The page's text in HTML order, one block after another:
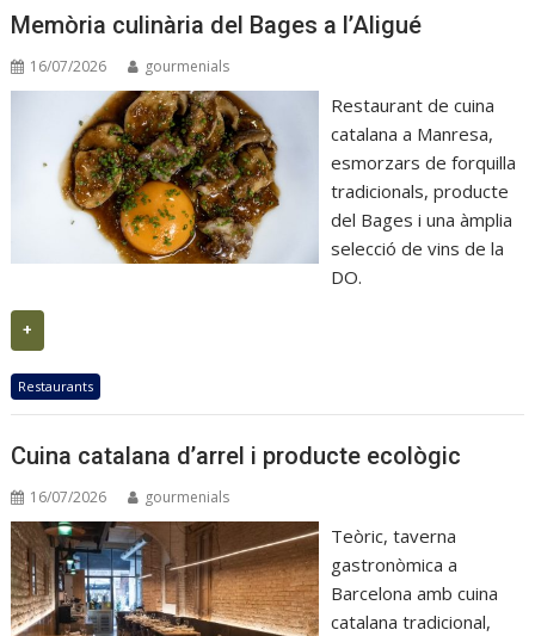
Memòria culinària del Bages a l’Aligué
16/07/2026 gourmenials
Restaurant de cuina
catalana a Manresa,
esmorzars de forquilla
tradicionals, producte
del Bages i una àmplia
selecció de vins de la
DO.
+
Restaurants
Cuina catalana d’arrel i producte ecològic
16/07/2026 gourmenials
Teòric, taverna
gastronòmica a
Barcelona amb cuina
catalana tradicional,